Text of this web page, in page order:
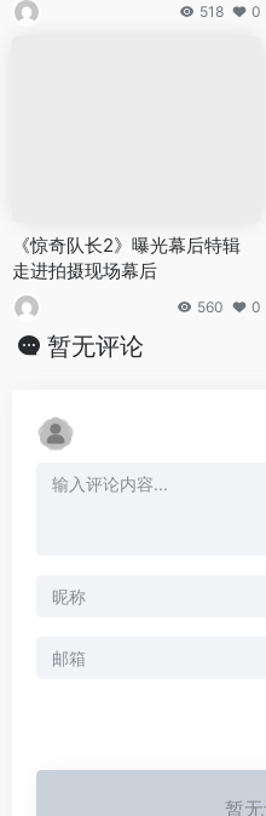
518 0
《惊奇队长2》曝光幕后特辑
走进拍摄现场幕后
560 0
暂无评论
暂